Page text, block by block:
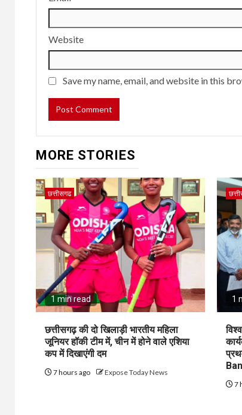
Website
Save my name, email, and website in this
MORE STORIES
छत्तीसगढ
1 min read
छत्तीसगढ़ की दो खिलाड़ी भारतीय महिला
जूनियर हॉकी टीम में, चीन में होने वाले एशिया
कप में दिखाएंगी दम
7 hours ago Expose Today News
1
7